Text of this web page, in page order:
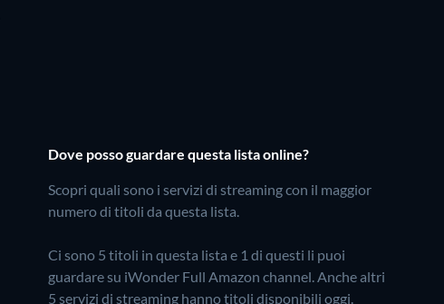
Dove posso guardare questa lista online?
Scopri quali sono i servizi di streaming con il maggior
numero di titoli da questa lista.
Ci sono 5 titoli in questa lista e 1 di questi li puoi
guardare su iWonder Full Amazon channel.Anche altri
5 servizi di streaming hanno titoli disponibili oggi.